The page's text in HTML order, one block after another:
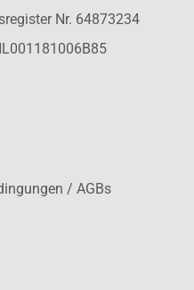
Nr. 64873234
/ AGBs